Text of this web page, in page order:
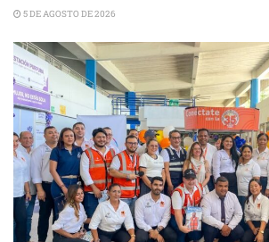
5 DE AGOSTO DE 2026